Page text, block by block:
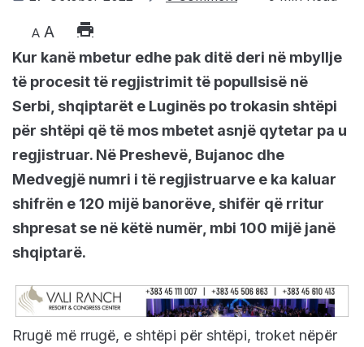
A A
Kur kanë mbetur edhe pak ditë deri në mbyllje
të procesit të regjistrimit të popullsisë në
Serbi, shqiptarët e Luginës po trokasin shtëpi
për shtëpi që të mos mbetet asnjë qytetar pa u
regjistruar. Në Preshevë, Bujanoc dhe
Medvegjë numri i të regjistruarve e ka kaluar
shifrën e 120 mijë banorëve, shifër që rritur
shpresat se në këtë numër, mbi 100 mijë janë
shqiptarë.
Rrugë më rrugë, e shtëpi për shtëpi, troket nëpër